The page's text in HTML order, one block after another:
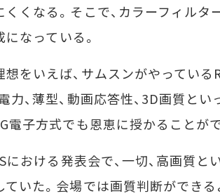
くなる。そこで、カラーフィルタ
なっている。
をいえば、サムスンがやっている
力、薄型、動画応答性、3D画質と
電子方式でも恩恵に授かることが
おける発表会で、一切、高画質と
ていた。会場では画質判断ができ